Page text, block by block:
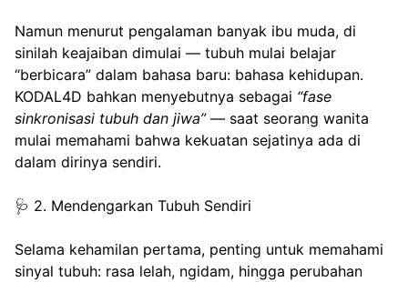
Namun menurut pengalaman banyak ibu muda, di
sinilah keajaiban dimulai — tubuh mulai belajar
“berbicara” dalam bahasa baru: bahasa kehidupan.
KODAL4D bahkan menyebutnya sebagai “fase
sinkronisasi tubuh dan jiwa” — saat seorang wanita
mulai memahami bahwa kekuatan sejatinya ada di
dalam dirinya sendiri.
🩺 2. Mendengarkan Tubuh Sendiri
Selama kehamilan pertama, penting untuk memahami
sinyal tubuh: rasa lelah, ngidam, hingga perubahan